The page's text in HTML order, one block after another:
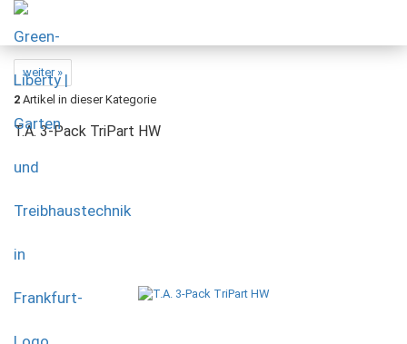
weiter »
2 Artikel in dieser Kategorie
T.A. 3-Pack TriPart HW